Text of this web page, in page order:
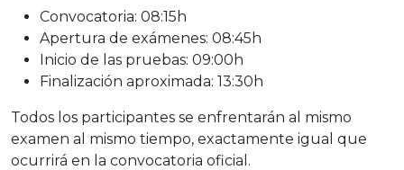
Convocatoria: 08:15h
Apertura de exámenes: 08:45h
Inicio de las pruebas: 09:00h
Finalización aproximada: 13:30h
Todos los participantes se enfrentarán al mismo
examen al mismo tiempo, exactamente igual que
ocurrirá en la convocatoria oficial.